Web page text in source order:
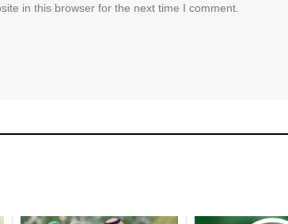
in this browser for the next time I comment.